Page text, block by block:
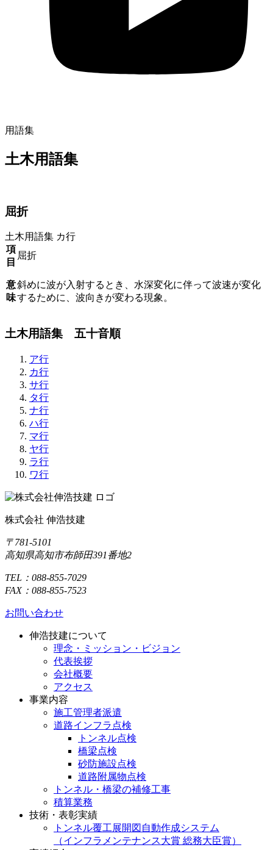
用語集
土木用語集
屈折
土木用語集 カ行
項
目
屈折
意
味
斜めに波が入射するとき、水深変化に伴って波速が変化
するために、波向きが変わる現象。
土木用語集 五十音順
ア行
カ行
サ行
タ行
ナ行
ハ行
マ行
ヤ行
ラ行
ワ行
株式会社 伸浩技建
〒781-5101
高知県高知市布師田391番地2
TEL：088-855-7029
FAX：088-855-7523
お問い合わせ
伸浩技建について
理念・ミッション・ビジョン
代表挨拶
会社概要
アクセス
事業内容
施工管理者派遣
道路インフラ点検
トンネル点検
橋梁点検
砂防施設点検
道路附属物点検
トンネル・橋梁の補修工事
積算業務
技術・表彰実績
トンネル覆工展開図自動作成システム
（インフラメンテナンス大賞 総務大臣賞）